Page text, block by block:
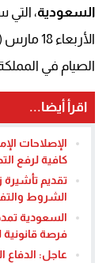
السعودية،
الصيام في المملكة يوم 18
اقرأ أيضا...
الإصلاحات
كافية لرفع
الشروط
فرصة